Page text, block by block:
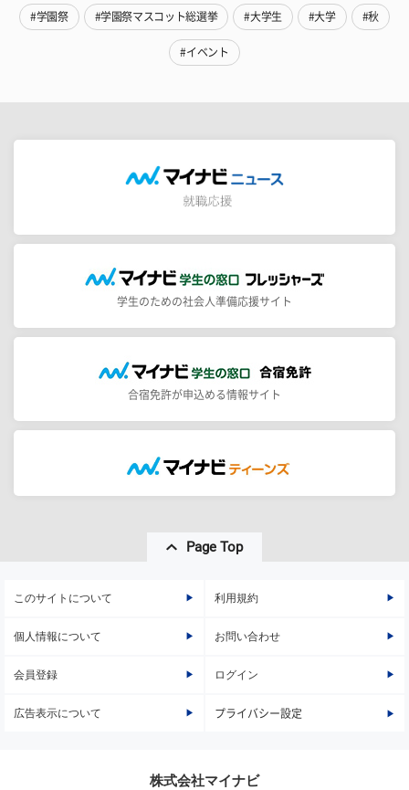
#学園祭 #学園祭マスコット総選挙 #大学生 #大学 #秋
#イベント
学生のための社会人準備応援サイト
合宿免許が申込める情報サイト
Page Top
このサイトについて 利用規約
個人情報について お問い合わせ
会員登録 ログイン
広告表示について プライバシー設定
株式会社マイナビ